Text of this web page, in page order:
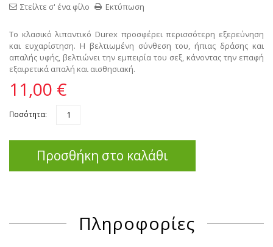
Εκτύπωση
Στείλτε σ' ένα φίλο
Το κλασικό λιπαντικό Durex προσφέρει περισσότερη εξερεύνηση
και ευχαρίστηση. Η βελτιωμένη σύνθεση του, ήπιας δράσης και
απαλής υφής, βελτιώνει την εμπειρία του σεξ, κάνοντας την επαφή
εξαιρετικά απαλή και αισθησιακή.
11,00 €
Ποσότητα:
Προσθήκη στο καλάθι
Πληροφορίες